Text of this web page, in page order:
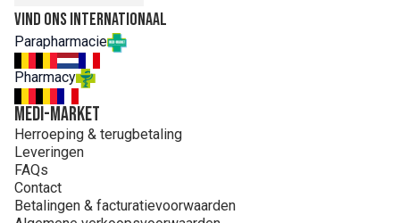
Vind ons internationaal
Parapharmacie
Pharmacy
MEDI-MARKET
Herroeping & terugbetaling
Leveringen
FAQs
Contact
Betalingen & facturatievoorwaarden